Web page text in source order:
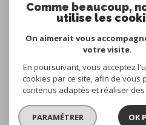
© 2026 | Tous droits réservés |
Nos honoraires
Plan du site
Politique RGPD
Comme beaucoup,
utilise les
On aimerait vous
votre visite.
En poursuivant, vous acceptez
cookies par ce site, afin de vous
contenus adaptés et réaliser
PARAMÉTRER OK